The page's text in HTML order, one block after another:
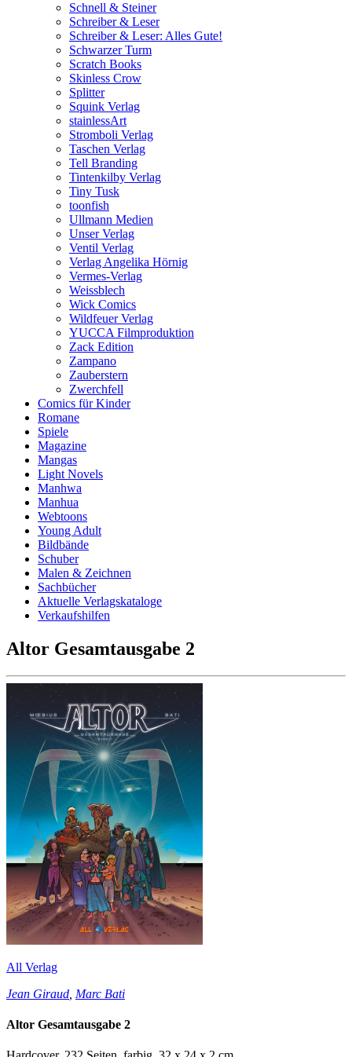
Schnell & Steiner
Schreiber & Leser
Schreiber & Leser: Alles Gute!
Schwarzer Turm
Scratch Books
Skinless Crow
Splitter
Squink Verlag
stainlessArt
Stromboli Verlag
Taschen Verlag
Tell Branding
Tintenkilby Verlag
Tiny Tusk
toonfish
Ullmann Medien
Unser Verlag
Ventil Verlag
Verlag Angelika Hörnig
Vermes-Verlag
Weissblech
Wick Comics
Wildfeuer Verlag
YUCCA Filmproduktion
Zack Edition
Zampano
Zauberstern
Zwerchfell
Comics für Kinder
Romane
Spiele
Magazine
Mangas
Light Novels
Manhwa
Manhua
Webtoons
Young Adult
Bildbände
Schuber
Malen & Zeichnen
Sachbücher
Aktuelle Verlagskataloge
Verkaufshilfen
Altor Gesamtausgabe 2
All Verlag
Jean Giraud Marc Bati
Altor Gesamtausgabe 2